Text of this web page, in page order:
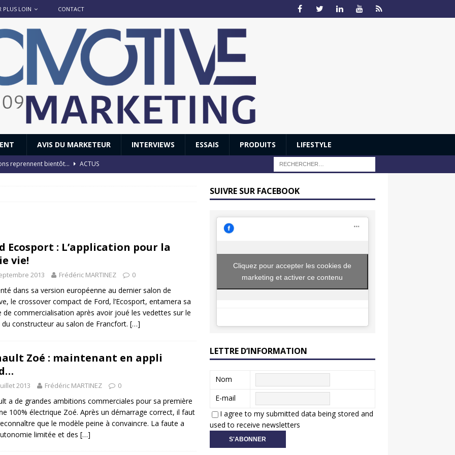
PLUS LOIN CONTACT
AVIS DU MARKETEUR INTERVIEWS ESSAIS PRODUITS LIFESTYLE
reprennent bientôt…
ACTUS
Honda dévoile un spot publicitaire… confiné! ACTUS
Ecosport : L’application pour la
vie!
2013 Frédéric MARTINEZ 0
dans sa version européenne au dernier salon de
le crossover compact de Ford, l’Ecosport, entamera sa
de commercialisation après avoir joué les vedettes sur le
du constructeur au salon de Francfort. […]
Zoé : maintenant en appli
2013 Frédéric MARTINEZ 0
a de grandes ambitions commerciales pour sa première
100% électrique Zoé. Après un démarrage correct, il faut
que le modèle peine à convaincre. La faute a
limitée et des […]
SUIVRE SUR FACEBOOK
Cliquez pour accepter les cookies de
marketing et activer ce contenu
LETTRE D’INFORMATION
Nom
E-mail
I agree to my submitted data being stored and
used to receive newsletters